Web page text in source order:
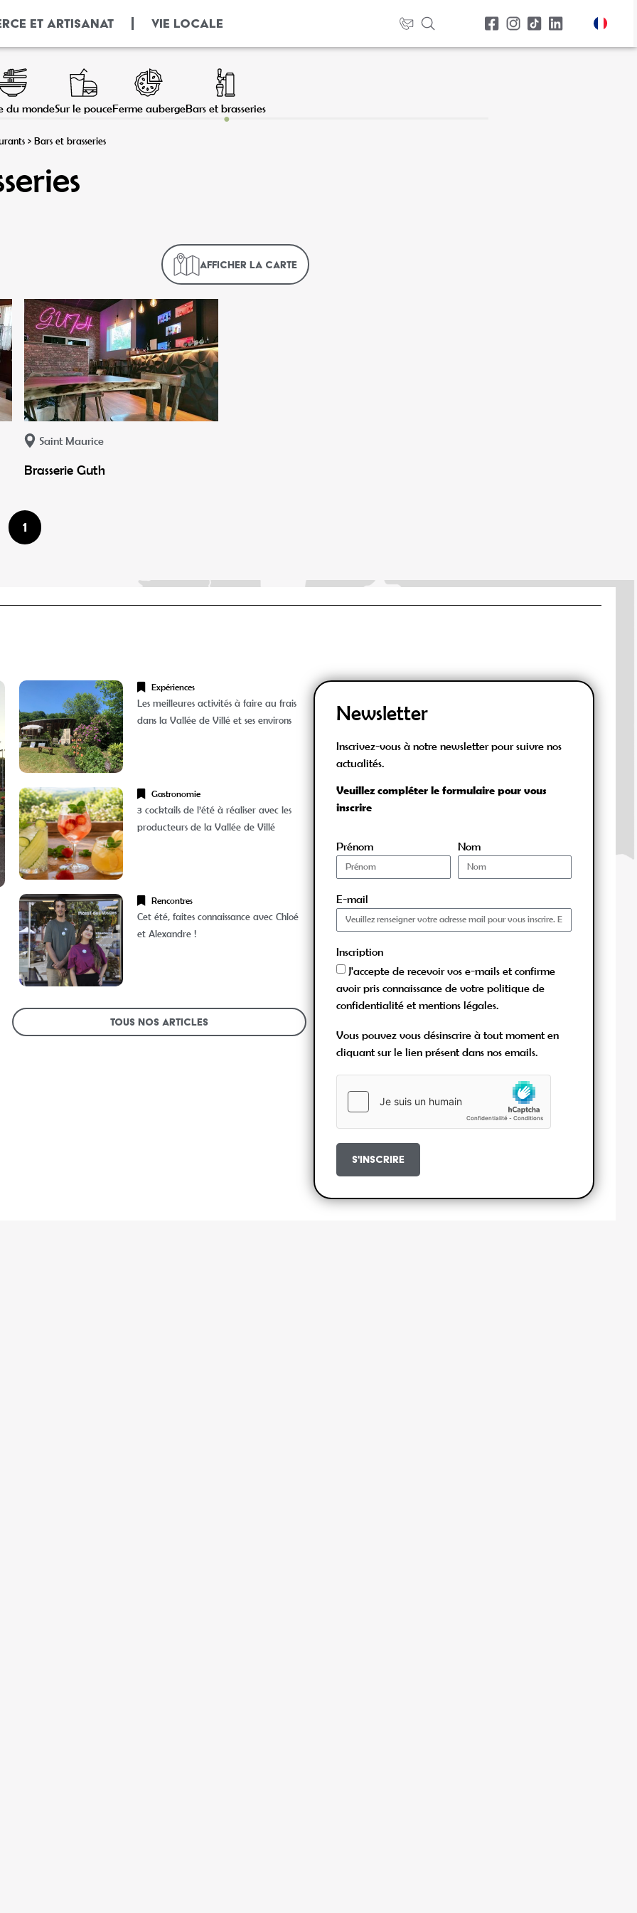
ET ARTISANAT VIE LOCALE
du mondeSur le pouceFerme aubergeBars et brasseries
> Bars et brasseries
Afficher la carte
Saint Maurice
Brasserie Guth
1
Expériences
Les meilleures activités à faire au frais
dans la Vallée de Villé et ses environs
Gastronomie
3 cocktails de l’été à réaliser avec les
producteurs de la Vallée de Villé
Rencontres
Cet été, faites connaissance avec Chloé
et Alexandre !
Tous nos articles
Newsletter
Inscrivez-vous à notre newsletter pour suivre nos
actualités.
Veuillez compléter le formulaire pour vous
inscrire
Prénom Nom
E-mail
Inscription
J'accepte de recevoir vos e-mails et confirme
avoir pris connaissance de votre politique de
confidentialité et mentions légales.
Vous pouvez vous désinscrire à tout moment en
cliquant sur le lien présent dans nos emails.
S'inscrire